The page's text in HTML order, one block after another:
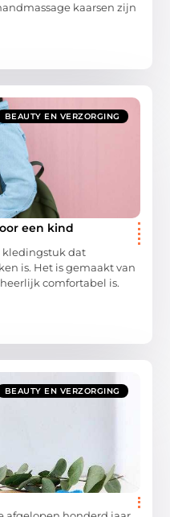
kaarsen zijn
BEAUTY EN VERZORGING
een kind
kledingstuk dat
is. Het is gemaakt van
comfortabel is.
BEAUTY EN VERZORGING